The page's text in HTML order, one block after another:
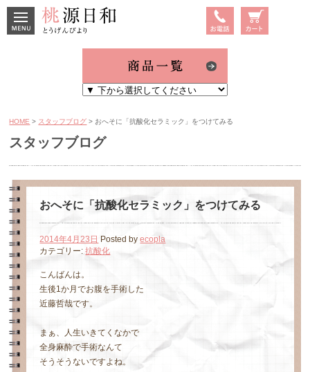
MENU
HOME > スタッフブログ > おへそに「抗酸化セラミック」をつけてみる
スタッフブログ
おへそに「抗酸化セラミック」をつけてみる
2014年4月23日 Posted by ecopla
カテゴリー: 抗酸化
こんばんは。
生後1か月でお腹を手術した
近藤哲哉です。
まぁ、人生いきてくなかで
全身麻酔で手術なんて
そうそうないですよね。